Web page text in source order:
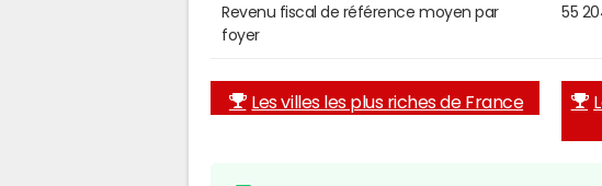
Revenu fiscal de référence moyen par
foyer
55
Les villes les plus riches de France